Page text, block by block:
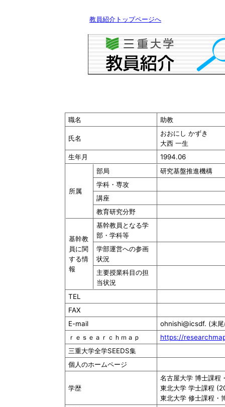
教員紹介トップページへ
職名 助教
氏名
おおにし かずき
大西 一生
生年月
1994.06
所属
部局
研究基盤推進機構
学科・専攻
講座
教育研究分野
基幹教
員に関
する情
報
基幹教員となる学
部・学科等
学部運営への参画
状況
主要授業科目の担
当状況
TEL
FAX
E-mail
ohnishi@icsdf. (末
ｒｅｓｅａｒｃｈｍａｐ
https://
三重大学全学SEEDS集
個人のホームページ
学歴
名古屋大学 博士課程
東北大学 学士課程
東北大学 修士課程・